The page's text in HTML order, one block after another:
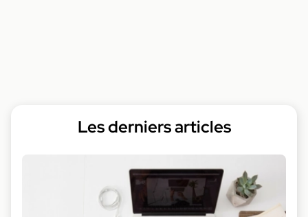
Les derniers articles